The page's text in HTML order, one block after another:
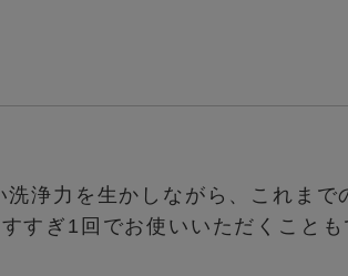
浄力を生かしながら、これまで
すぎ1回でお使いいただくことも